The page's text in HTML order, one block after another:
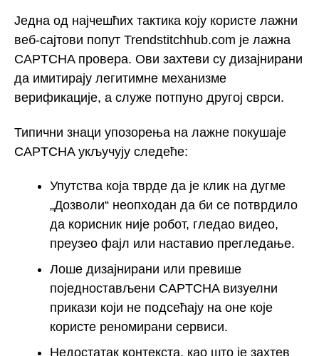
Једна од најчешћих тактика коју користе лажни
веб-сајтови попут Trendstitchhub.com је лажна
CAPTCHA провера. Ови захтеви су дизајнирани
да имитирају легитимне механизме
верификације, а служе потпуно другој сврси.
Типични знаци упозорења на лажне покушаје
CAPTCHA укључују следеће:
Упутства која тврде да је клик на дугме
„Дозволи“ неопходан да би се потврдило
да корисник није робот, гледао видео,
преузео фајл или наставио прегледање.
Лоше дизајнирани или превише
поједностављени CAPTCHA визуелни
прикази који не подсећају на оне које
користе реномирани сервиси.
Недостатак контекста, као што је захтев